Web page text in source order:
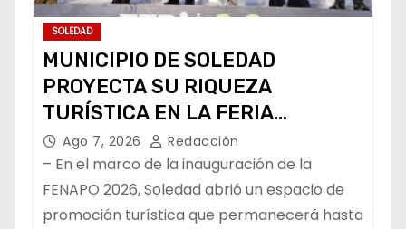
SOLEDAD
MUNICIPIO DE SOLEDAD
PROYECTA SU RIQUEZA
TURÍSTICA EN LA FERIA
NACIONAL POTOSINA
Ago 7, 2026 Redacción
– En el marco de la inauguración de la
FENAPO 2026, Soledad abrió un espacio de
promoción turística que permanecerá hasta